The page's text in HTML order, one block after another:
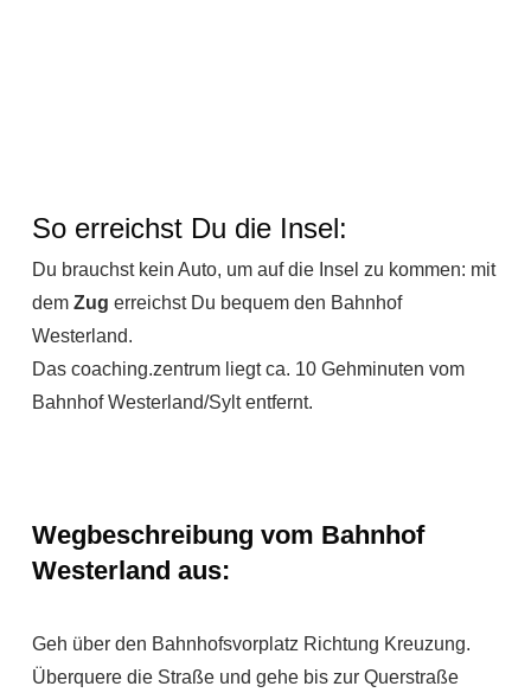
So erreichst Du die Insel:
Du brauchst kein Auto, um auf die Insel zu kommen: mit
dem Zug erreichst Du bequem den Bahnhof
Westerland.
Das coaching.zentrum liegt ca. 10 Gehminuten vom
Bahnhof Westerland/Sylt entfernt.
Wegbeschreibung vom Bahnhof
Westerland aus:
Geh über den Bahnhofsvorplatz Richtung Kreuzung.
Überquere die Straße und gehe bis zur Querstraße